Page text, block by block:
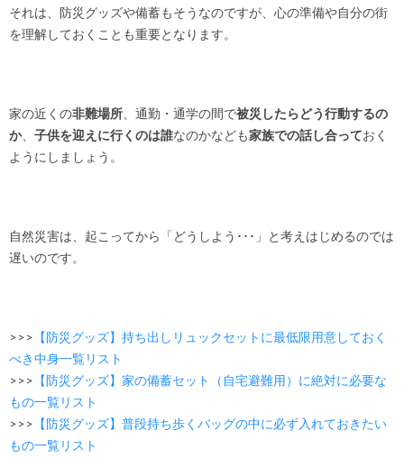
それは、防災グッズや備蓄もそうなのですが、心の準備や自分の街
を理解しておくことも重要となります。
家の近くの非難場所 、通勤・通学の間で被災したらどう行動するの
か、 子供を迎えに行くのは誰なのかなども家族での話し合っておく
ようにしましょう。
自然災害は、起こってから「どうしよう･･･」と考えはじめるのでは
遅いのです。
>>> 【防災グッズ】持ち出しリュックセットに最低限用意しておく
べき中身一覧リスト
>>> 【防災グッズ】家の備蓄セット（自宅避難用）に絶対に必要な
もの一覧リスト
>>> 【防災グッズ】普段持ち歩くバッグの中に必ず入れておきたい
もの一覧リスト